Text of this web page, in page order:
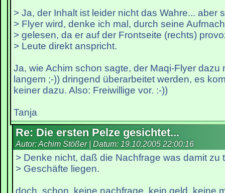
> Ja, der Inhalt ist leider nicht das Wahre... aber
> Flyer wird, denke ich mal, durch seine
> gelesen, da er auf der Frontseite (rechts)
> Leute direkt anspricht.
Ja, wie Achim schon sagte, der Maqi-Flyer dazu
langem ;-)) dringend überarbeitet werden, es
keiner dazu. Also: Freiwillige vor. :-))
Tanja
Re: Die ersten Pelze gesichtet...
Autor: Achim Stößer | Datum: 19.10.2005 22:00:16
> Denke nicht, daß die Nachfrage was damit zu
> Geschäfte liegen.
doch, schon. keine nachfrage, kein geld, keine